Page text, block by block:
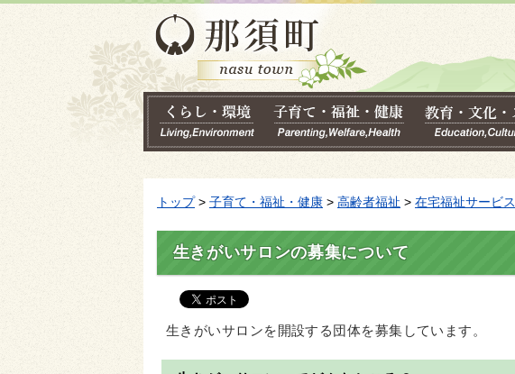
トップ> 子育て・福祉・健康 > 高齢者福祉 > 在宅福祉サービス
生きがいサロンの募集について
生きがいサロンを開設する団体を募集しています。